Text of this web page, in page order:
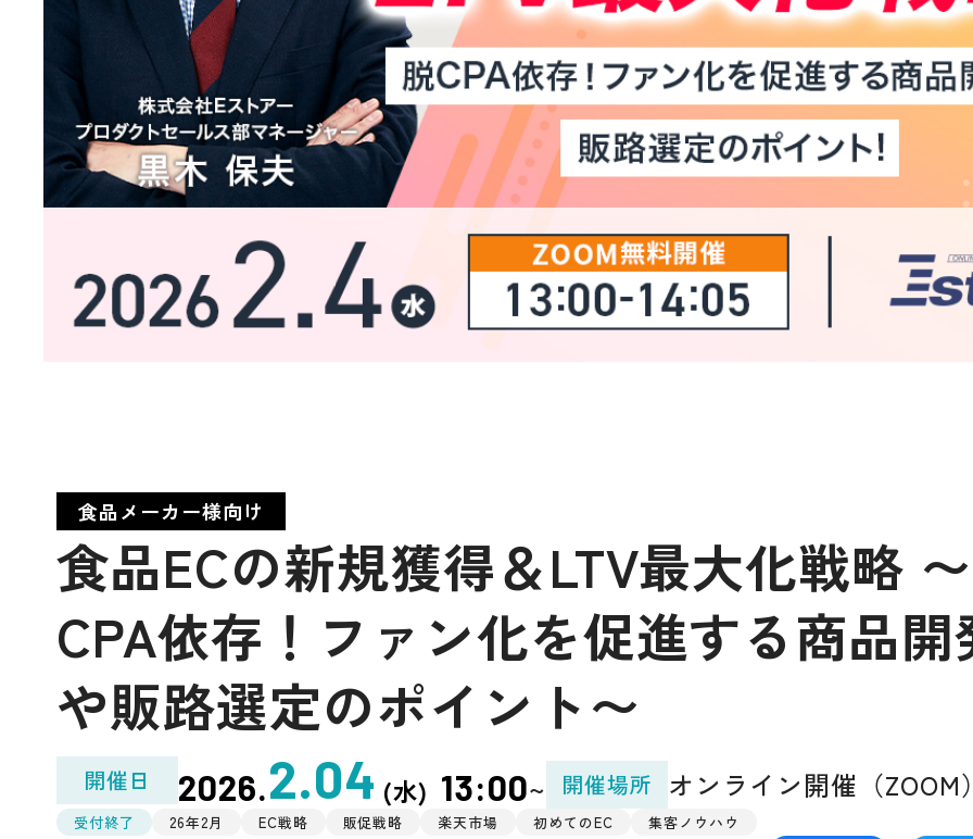
食品メーカー様向け
食品ECの新規獲得＆LTV最大化戦略
CPA依存！ファン化を促進する商品開
や販路選定のポイント〜
開催日 2026.2.04 (水) 13:00~ 開催場所 オンライン開催（ZOOM）
受付終了 26年2月 EC戦略 販促戦略 楽天市場 初めてのEC 集客ノウハウ